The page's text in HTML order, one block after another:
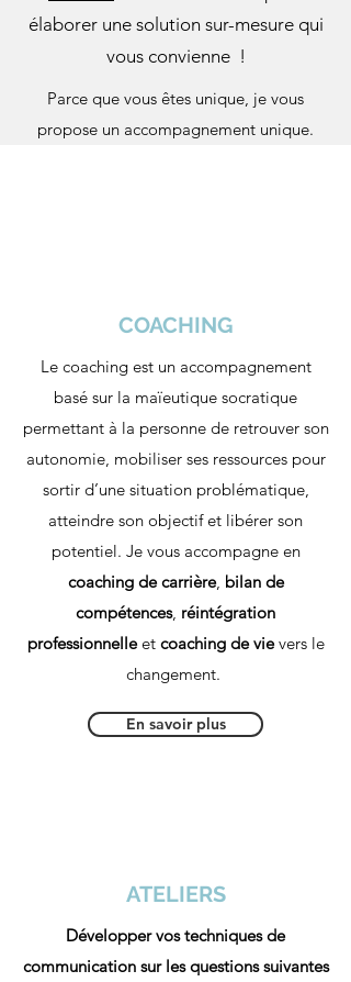
élaborer une solution sur-mesure qui
vous convienne !
Parce que vous êtes unique, je vous
propose un accompagnement unique.
COACHING
Le coaching est un accompagnement
basé sur la maïeutique socratique
permettant à la personne de retrouver son
autonomie, mobiliser ses ressources pour
sortir d’une situation problématique,
atteindre son objectif et libérer son
potentiel. Je vous accompagne en
coaching de carrière, bilan de
compétences, réintégration
professionnelleet coaching de vievers le
changement.
En savoir plus
ATELIERS
Développer vos techniques de
communication sur les questions suivantes